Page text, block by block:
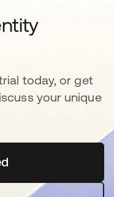
today, or get
your unique